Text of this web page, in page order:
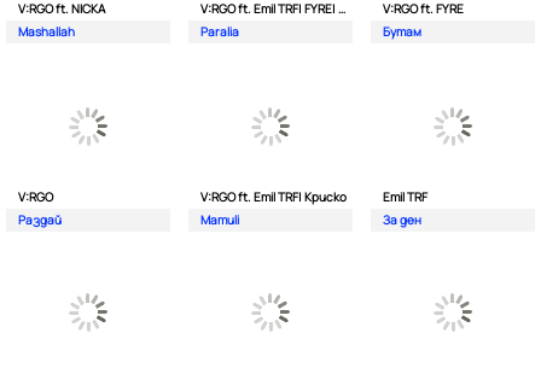
V:RGO ft. NICKA
Mashallah
V:RGO ft. Emil TRF| FYRE| 2Bona
Paralia
V:RGO ft. FYRE
Бутам
V:RGO
Раздай
V:RGO ft. Emil TRF| Криско
Mamuli
Emil TRF
За ден